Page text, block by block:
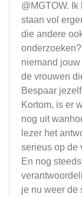
@MGTOW.
staan vol
die andere
niemand
de vrouwen
Bespaar
Kortom, is er
nog uit
lezer het
serieus op de
En nog
je nu weer de